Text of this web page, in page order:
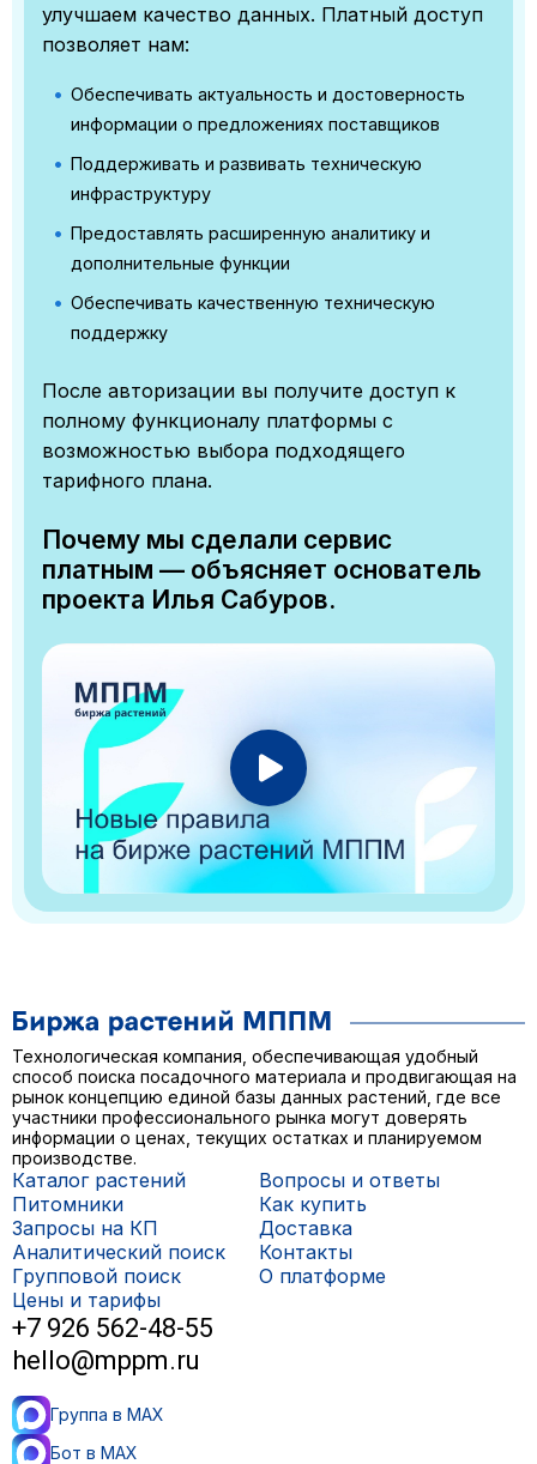
улучшаем качество данных. Платный доступ
позволяет нам:
Обеспечивать актуальность и достоверность
информации о предложениях поставщиков
Поддерживать и развивать техническую
инфраструктуру
Предоставлять расширенную аналитику и
дополнительные функции
Обеспечивать качественную техническую
поддержку
После авторизации вы получите доступ к
полному функционалу платформы с
возможностью выбора подходящего
тарифного плана.
Почему мы сделали сервис
платным — объясняет основатель
проекта Илья Сабуров.
Технологическая компания, обеспечивающая удобный
способ поиска посадочного материала и продвигающая на
рынок концепцию единой базы данных растений, где все
участники профессионального рынка могут доверять
информации о ценах, текущих остатках и планируемом
производстве.
Каталог растений
Питомники
Запросы на КП
Аналитический поиск
Групповой поиск
Цены и тарифы
Вопросы и ответы
Как купить
Доставка
Контакты
О платформе
+7 926 562-48-55
hello@mppm.ru
Группа в MAX
Бот в MAX